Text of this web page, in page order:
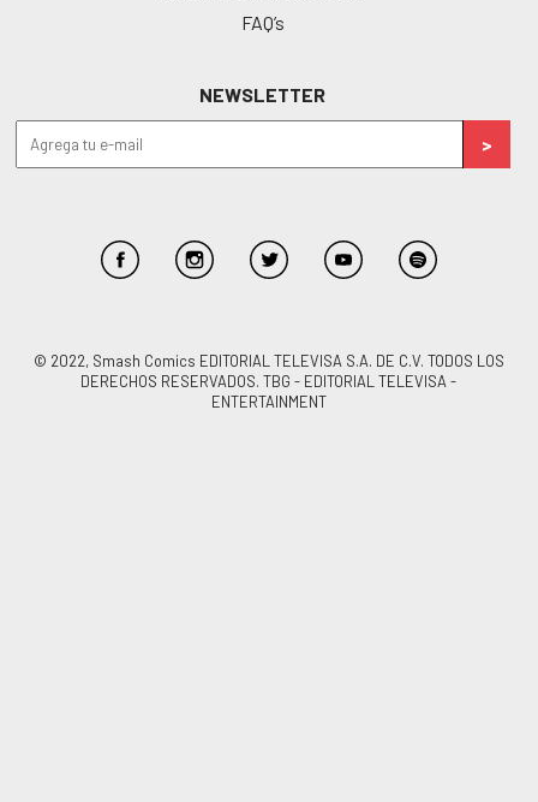
FAQ’s
NEWSLETTER
© 2022, Smash Comics EDITORIAL TELEVISA S.A. DE C.V. TODOS LOS
DERECHOS RESERVADOS. TBG - EDITORIAL TELEVISA -
ENTERTAINMENT